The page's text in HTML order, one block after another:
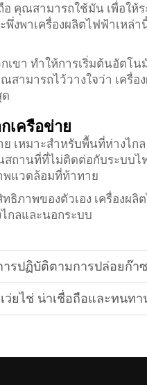
อ คุณสามารถใช้มัน เพื่อใ
พึ่งพาเครื่องผลิตไฟฟ้าเหล่
เขา ทําให้การเริ่มต้นอัต
ามารถไว้วางใจว่า เครื่อ
เครือข่าย
ย เหมาะสําหรับพื้นที่ห่างไ
สถานที่ที่ไม่ติดต่อกับระบบ
พแวดล้อมที่ท้าทาย
ธิภาพของตัวเอง เครื่องผ
กลและนอกระบบ
รปฏิบัติตามการปล่อยก๊า
ว่ยไช่ น่าเชื่อถือและทนท